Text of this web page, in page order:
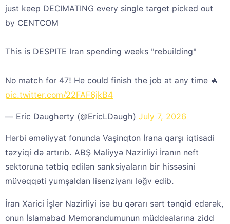
just keep DECIMATING every single target picked out
by CENTCOM
This is DESPITE Iran spending weeks "rebuilding"
No match for 47! He could finish the job at any time 🔥
pic.twitter.com/22FAF6jkB4
— Eric Daugherty (@EricLDaugh) July 7, 2026
Hərbi əməliyyat fonunda Vaşinqton İrana qarşı iqtisadi
təzyiqi də artırıb. ABŞ Maliyyə Nazirliyi İranın neft
sektoruna tətbiq edilən sanksiyaların bir hissəsini
müvəqqəti yumşaldan lisenziyanı ləğv edib.
İran Xarici İşlər Nazirliyi isə bu qərarı sərt tənqid edərək,
onun İslamabad Memorandumunun müddəalarına zidd